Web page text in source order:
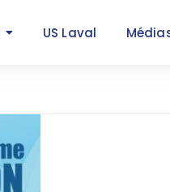
US Laval